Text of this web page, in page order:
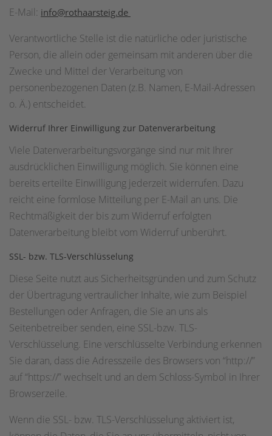
E-Mail: info@rothaarsteig.de
Verantwortliche Stelle ist die natürliche oder juristische
Person, die allein oder gemeinsam mit anderen über die
Zwecke und Mittel der Verarbeitung von
personenbezogenen Daten (z.B. Namen, E-Mail-Adressen
o. Ä.) entscheidet.
Widerruf Ihrer Einwilligung zur Datenverarbeitung
Viele Datenverarbeitungsvorgänge sind nur mit Ihrer
ausdrücklichen Einwilligung möglich. Sie können eine
bereits erteilte Einwilligung jederzeit widerrufen. Dazu
reicht eine formlose Mitteilung per E-Mail an uns. Die
Rechtmäßigkeit der bis zum Widerruf erfolgten
Datenverarbeitung bleibt vom Widerruf unberührt.
SSL- bzw. TLS-Verschlüsselung
Diese Seite nutzt aus Sicherheitsgründen und zum Schutz
der Übertragung vertraulicher Inhalte, wie zum Beispiel
Bestellungen oder Anfragen, die Sie an uns als
Seitenbetreiber senden, eine SSL-bzw. TLS-
Verschlüsselung. Eine verschlüsselte Verbindung erkennen
Sie daran, dass die Adresszeile des Browsers von “http://”
auf “https://” wechselt und an dem Schloss-Symbol in Ihrer
Browserzeile.
Wenn die SSL- bzw. TLS-Verschlüsselung aktiviert ist,